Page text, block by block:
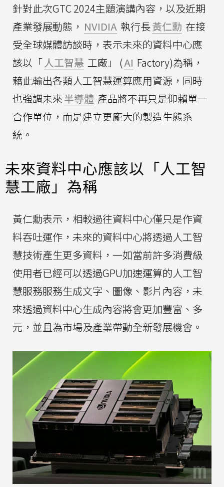
針對此次GTC 2024主題演講內容，以及近期
產業發展動態， NVIDIA 執行長黃仁勳 在接
受全球媒體訪談時，表示未來的資料中心應
該以「 人工智慧 工廠」 (AI Factory)為稱，
藉此輸出各類人工智慧運算應用資源，同時
也強調未來半導體 產品將不再只是仰賴單一
合作單位，而是建立更龐大的製造生態系
統。
未來資料中心應該以「人工智
慧工廠」為稱
黃仁勳表示，相較過往資料中心僅只是作資
料吞吐運作，未來的資料中心將透過人工智
慧技術產生更多資料，一如當前許多消費級
使用者已經可以透過GPU加速運算的人工智
慧服務服務生成文字、圖像、影片內容，未
來透過資料中心生成內容將會更加豐富、多
元，並且為市場及產業帶動全新發展機會。